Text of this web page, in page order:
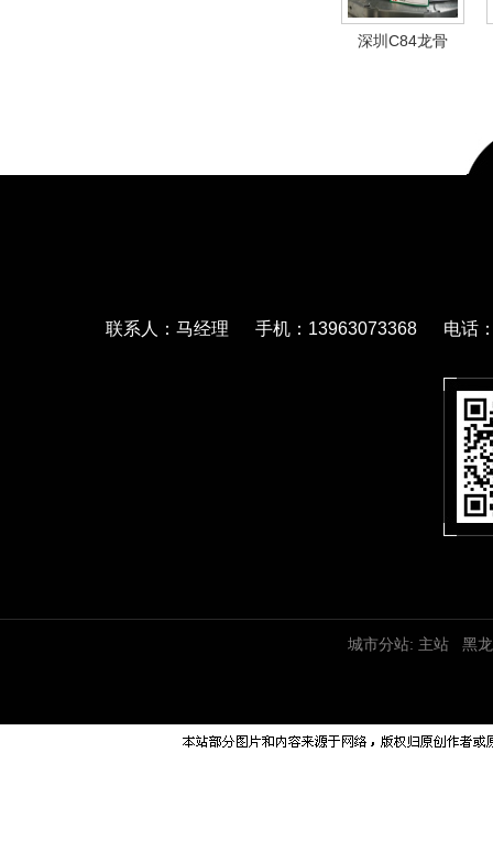
深圳C84龙骨
联系人：马经理 手机：13963073368 电话
城市分站: 主站 黑